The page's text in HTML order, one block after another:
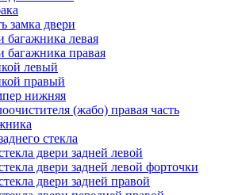
замка двери
левая
правая
левый
правый
нижняя
(жабо) правая часть
стекла
двери задней левой
двери задней левой форточки
двери задней правой